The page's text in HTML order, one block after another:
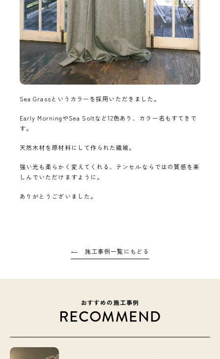
Sea Grassというカラーを採用いただきました。
Early MorningやSea Soltなど12色あり、カラー名もすてきで
す。
天然木材を原材料にして作られた繊維。
強い光も柔らかく変えてくれる、テンセルならではの質感を楽
しんでいただけますように。
ありがとうございました。
施工事例一覧にもどる
おすすめの施工事例
RECOMMEND